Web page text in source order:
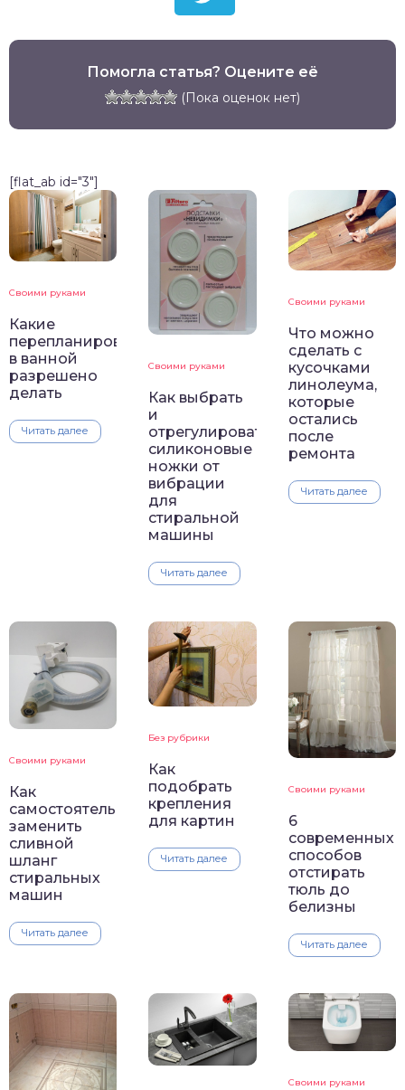
Помогла статья? Оцените её
(Пока оценок нет)
[flat_ab id="3"]
Своими руками
Какие
перепланировки
в ванной
разрешено
делать
Читать далее
Своими руками
Как выбрать
и
отрегулировать
силиконовые
ножки от
вибрации
для
стиральной
машины
Читать далее
Своими руками
Что можно
сделать с
кусочками
линолеума,
которые
остались
после
ремонта
Читать далее
Своими руками
Как
самостоятельно
заменить
сливной
шланг
стиральных
машин
Читать далее
Без рубрики
Как
подобрать
крепления
для картин
Читать далее
Своими руками
6
современных
способов
отстирать
тюль до
белизны
Читать далее
Своими руками